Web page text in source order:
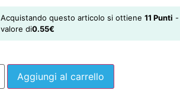
Acquistando questo articolo si ottiene 11 Punti -
valore di0.55€
Aggiungi al carrello